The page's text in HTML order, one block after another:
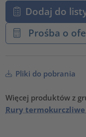
Dodaj do
Prośba o
Pliki do pobrania
Więcej produktów z
Rury termokurczliwe